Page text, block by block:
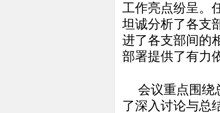
工作亮点纷呈。
坦诚分析了各支
进了各支部间的
部署提供了有力
会议重点围绕
了深入讨论与总